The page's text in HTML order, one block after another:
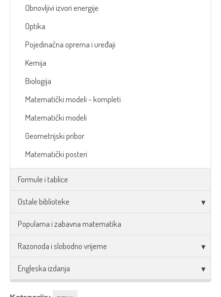
Obnovljivi izvori energije
Optika
Pojedinačna oprema i uređaji
Kemija
Biologija
Matematički modeli - kompleti
Matematički modeli
Geometrijski pribor
Matematički posteri
Formule i tablice
Ostale biblioteke
Popularna i zabavna matematika
Razonoda i slobodno vrijeme
Engleska izdanja